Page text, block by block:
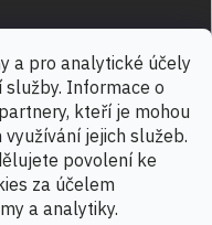
a pro analytické účely
služby. Informace o
kteří je mohou
jejich služeb.
povolení ke
za účelem
a analytiky.